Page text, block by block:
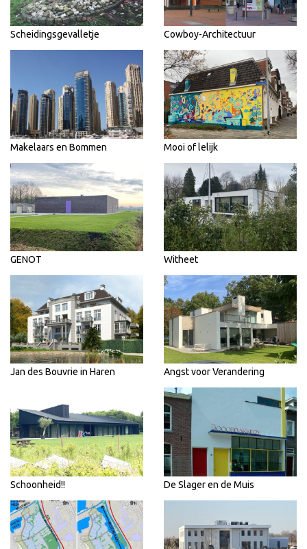
Scheidingsgevalletje Cowboy-Architectuur
Makelaars en Bommen Mooi of lelijk
GENOT Witheet
Jan des Bouvrie in Haren Angst voor Verandering
Schoonheid!! De Slager en de Muis